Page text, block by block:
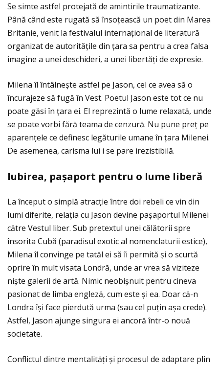
Se simte astfel protejată de amintirile traumatizante.
Până când este rugată să însoţească un poet din Marea
Britanie, venit la festivalul internaţional de literatură
organizat de autorităţile din ţara sa pentru a crea falsa
imagine a unei deschideri, a unei libertăţi de expresie.
Milena îl întâlnește astfel pe Jason, cel ce avea să o
încurajeze să fugă în Vest. Poetul Jason este tot ce nu
poate găsi în ţara ei. El reprezintă o lume relaxată, unde
se poate vorbi fără teama de cenzură. Nu pune preţ pe
aparenţele ce definesc legăturile umane în ţara Milenei.
De asemenea, carisma lui i se pare irezistibilă.
Iubirea, pașaport pentru o lume liberă
La început o simplă atracţie între doi rebeli ce vin din
lumi diferite, relaţia cu Jason devine pașaportul Milenei
către Vestul liber. Sub pretextul unei călătorii spre
însorita Cubă (paradisul exotic al nomenclaturii estice),
Milena îl convinge pe tatăl ei să îi permită și o scurtă
oprire în mult visata Londră, unde ar vrea să viziteze
niște galerii de artă. Nimic neobișnuit pentru cineva
pasionat de limba engleză, cum este și ea. Doar că-n
Londra își face pierdută urma (sau cel puţin așa crede).
Astfel, Jason ajunge singura ei ancoră într-o nouă
societate.
Conflictul dintre mentalităţi și procesul de adaptare plin